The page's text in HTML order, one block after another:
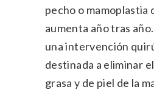
pecho o mamoplastia
aumenta año tras
una intervención
destinada a eliminar
grasa y de piel de la